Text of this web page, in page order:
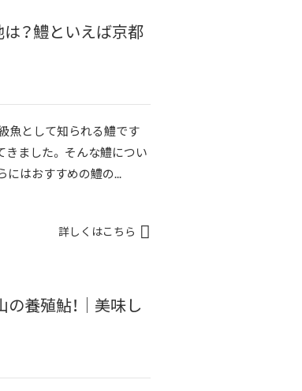
？鱧といえば京都
魚として知られる鱧です
ました。 そんな鱧につい
にはおすすめの鱧の...
詳しくはこちら
養殖鮎！｜美味し